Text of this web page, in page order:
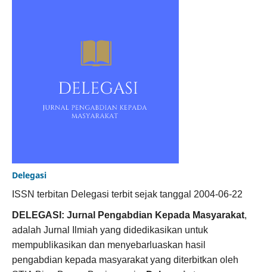
Delegasi
ISSN terbitan Delegasi terbit sejak tanggal 2004-06-22
DELEGASI: Jurnal Pengabdian Kepada Masyarakat,
adalah Jurnal Ilmiah yang didedikasikan untuk
mempublikasikan dan menyebarluaskan hasil
pengabdian kepada masyarakat yang diterbitkan oleh